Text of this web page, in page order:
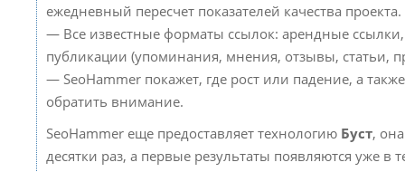
ежедневный пересчет показателей качества проекта.
— Все известные форматы ссылок: арендные
публикации (упоминания, мнения, отзывы, статьи,
— SeoHammer покажет, где рост или падение, а
обратить внимание.
SeoHammer еще предоставляет технологию Буст,
десятки раз, а первые результаты появляются уже в